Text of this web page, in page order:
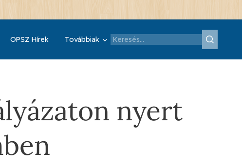
OPSZ Hírek Továbbiak
nyert